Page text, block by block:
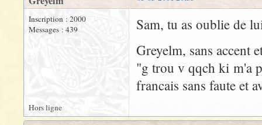
Inscription : 2000
Messages : 439
Sam, tu as oublie de
Greyelm, sans accent
"g trou v qqch ki m'a
francais sans faute et
Hors ligne